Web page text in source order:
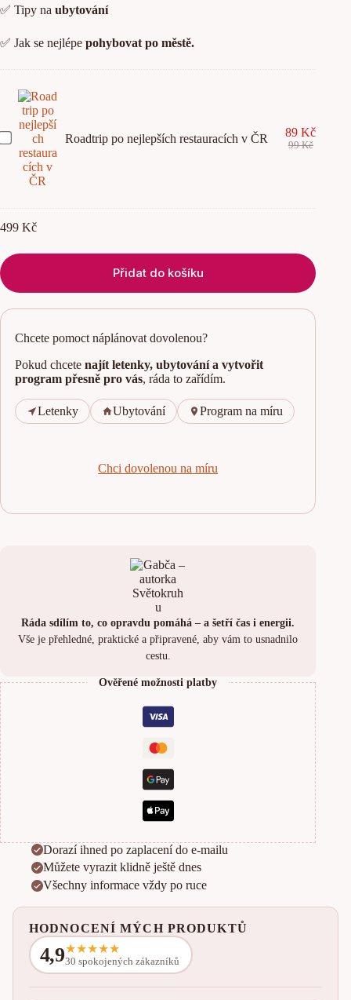
✅ Tipy na ubytování
✅ Jak se nejlépe pohybovat po městě.
p
o
n
e
l
c
Roadtrip po nejlepších restauracích v ČR
99Kč
89Kč
499 Kč
Přidat do košíku
Chcete pomoct náplánovat dovolenou?
Pokud chcete najít letenky, ubytování a vytvořit
program přesně pro vás, ráda to zařídím.
Letenky Ubytování Program na míru
Chci dovolenou na míru
Ráda sdílím to, co opravdu pomáhá – a šetří čas i energii.
Vše je přehledné, praktické a připravené, aby vám to usnadnilo
cestu.
Ověřené možnosti platby
Dorazí ihned po zaplacení do e-mailu
Můžete vyrazit klidně ještě dnes
Všechny informace vždy po ruce
HODNOCENÍ MÝCH PRODUKTŮ
4,9★★★★★
30 spokojených zákazníků